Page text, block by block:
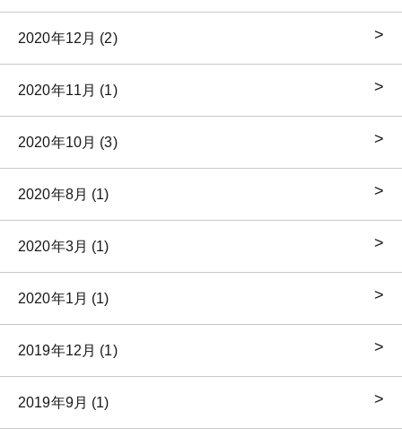
2020年12月 (2)
2020年11月 (1)
2020年10月 (3)
2020年8月 (1)
2020年3月 (1)
2020年1月 (1)
2019年12月 (1)
2019年9月 (1)